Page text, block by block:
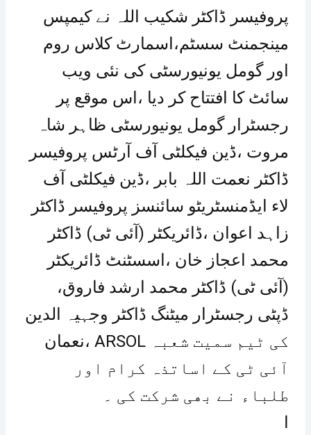
پروفیسر ڈاکٹر شکیب اللہ نے کیمپس
مینجمنٹ سسٹم،اسمارٹ کلاس روم
اور گومل یونیورسٹی کی نئی ویب
سائٹ کا افتتاح کر دیا ،اس موقع پر
رجسٹرار گومل یونیورسٹی ظاہر شاہ
مروت ،ڈین فیکلٹی آف آرٹس پروفیسر
ڈاکٹر نعمت اللہ بابر ،ڈین فیکلٹی آف
لاء ایڈمنسٹریٹو سائنسز پروفیسر ڈاکٹر
زاہد اعوان ،ڈائریکٹر (آئی ٹی) ڈاکٹر
محمد اعجاز خان ،اسسٹنٹ ڈائریکٹر
(آئی ٹی) ڈاکٹر محمد ارشد فاروق،
ڈپٹی رجسٹرار میٹنگ ڈاکٹر وجہیہ الدین
نعمان، ARSOL کی ٹیم سمیت شعبہ
آئی ٹی کے اساتذہ کرام اور
طلباء نے بھی شرکت کی ۔